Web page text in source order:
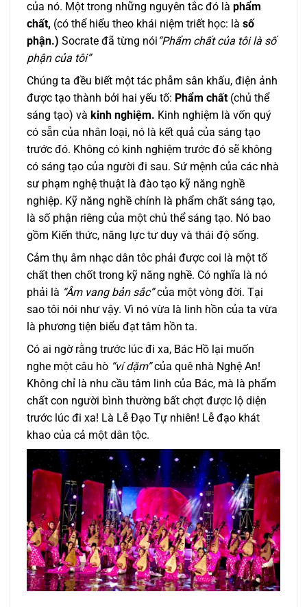
của nó. Một trong những nguyên tắc đó là phẩm
chất, (có thể hiểu theo khái niệm triết học: là số
phận.) Socrate đã từng nói “Phẩm chất của tôi là số
phận của tôi”
Chúng ta đều biết một tác phẫm sân khấu, điện ảnh
được tạo thành bởi hai yếu tố: Phẩm chất (chủ thể
sáng tạo) và kinh nghiệm. Kinh nghiệm là vốn quý
có sẵn của nhân loại, nó là kết quả của sáng tạo
trước đó. Không có kinh nghiệm trước đó sẽ không
có sáng tạo của người đi sau. Sứ mệnh của các nhà
sư phạm nghệ thuật là đào tạo kỹ năng nghề
nghiệp. Kỹ năng nghề chính là phẩm chất sáng tạo,
là số phận riêng của một chủ thể sáng tạo. Nó bao
gồm Kiến thức, năng lực tư duy và thái độ sống.
Cảm thụ âm nhạc dân tôc phải được coi là một tố
chất then chốt trong kỹ năng nghề. Có nghĩa là nó
phải là “Âm vang bản sắc”của một vòng đời. Tại
sao tôi nói như vậy. Vì nó vừa là linh hồn của ta vừa
là phương tiện biểu đạt tâm hồn ta.
Có ai ngờ rằng trước lúc đi xa, Bác Hồ lại muốn
nghe một câu hò “ví dặm”của quê nhà Nghệ An!
Không chỉ là nhu cầu tâm linh của Bác, mà là phẩm
chất con người bình thường bất chợt được lộ diện
trước lúc đi xa! Là Lễ Đạo Tự nhiên! Lễ đạo khát
khao của cả một dân tộc.